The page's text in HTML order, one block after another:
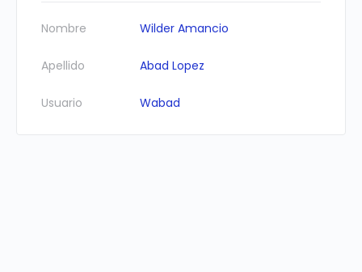
Nombre Wilder Amancio
Apellido Abad Lopez
Usuario Wabad